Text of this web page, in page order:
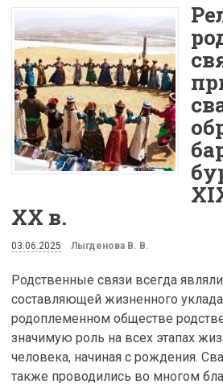
XX в.
03.06.2025 Лыгденова В. В.
Родственные связи всегда
составляющей жизненного уклада
родоплеменном обществе
значимую роль на всех этапах
человека, начиная с рождения.
также проводились во многом